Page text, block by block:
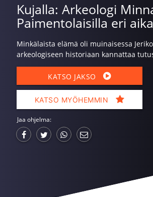
Kujalla: Arkeologi
Paimentolaisilla eri
Minkälaista elämä oli muinaisessa
arkeologiseen historiaan kannattaa
KATSO JAKSO
KATSO MYÖHEMMIN
Jaa ohjelma: